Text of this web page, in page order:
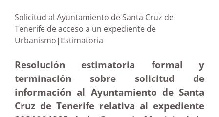
Solicitud al Ayuntamiento de Santa Cruz de
Tenerife de acceso a un expediente de
Urbanismo|Estimatoria
Resolución estimatoria formal y
terminación sobre solicitud de
información al Ayuntamiento de Santa
Cruz de Tenerife relativa al expediente